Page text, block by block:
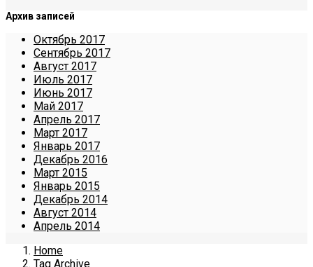
Архив записей
Октябрь 2017
Сентябрь 2017
Август 2017
Июль 2017
Июнь 2017
Май 2017
Апрель 2017
Март 2017
Январь 2017
Декабрь 2016
Март 2015
Январь 2015
Декабрь 2014
Август 2014
Апрель 2014
Home
Tag Archive